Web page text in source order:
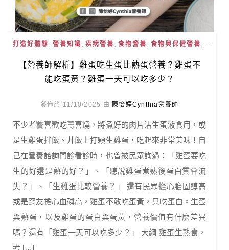
打造好體態 , 營養知識 , 疾病營養 , 食物營養 , 食物與保健營養 , ...
【營養師解析】雞蛋吃生蛋比熟蛋營養？雞蛋不
能吃蛋黃？雞蛋一天可以吃多少？
發佈於 11/10/2025 由 陳怡婷Cynthia營養師
不少老饕喜歡吃壽喜燒，將煮好的肉片沾生蛋液食用，或
是生雞蛋拌飯、丼飯上打顆生雞蛋，吃起來非常美味！自
己在營養諮詢門診看診時，也曾被民眾詢過：「雞蛋要吃
生的好還是熟的好？」、「聽說雞蛋煮熟後蛋白質會流
失？」、「生雞蛋比較營養？」 還有民眾擔心膽固醇高
或是腎友擔心血磷高，雞蛋不敢吃蛋黃，只吃蛋白。生蛋
與熟蛋，以及雞蛋的蛋白與蛋黃，營養價值有什麼差異
嗎？還有「雞蛋一天可以吃多少？」 大綱 雞蛋生熟食，
考 […]